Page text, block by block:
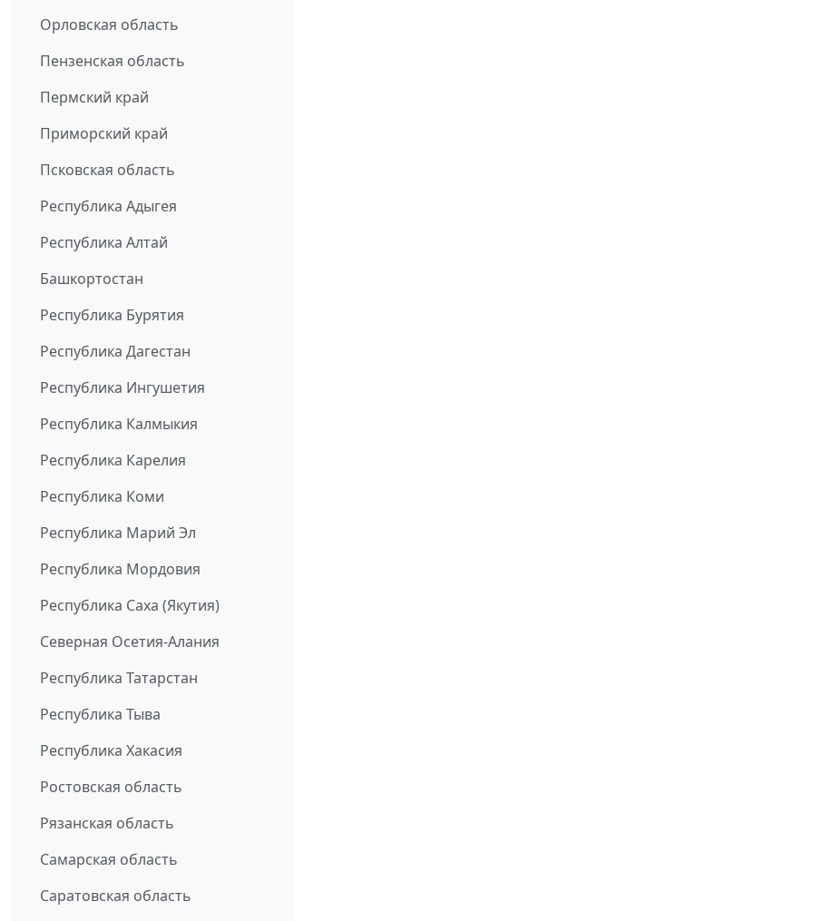
Орловская область
Пензенская область
Пермский край
Приморский край
Псковская область
Республика Адыгея
Республика Алтай
Башкортостан
Республика Бурятия
Республика Дагестан
Республика Ингушетия
Республика Калмыкия
Республика Карелия
Республика Коми
Республика Марий Эл
Республика Мордовия
Республика Саха (Якутия)
Северная Осетия-Алания
Республика Татарстан
Республика Тыва
Республика Хакасия
Ростовская область
Рязанская область
Самарская область
Саратовская область